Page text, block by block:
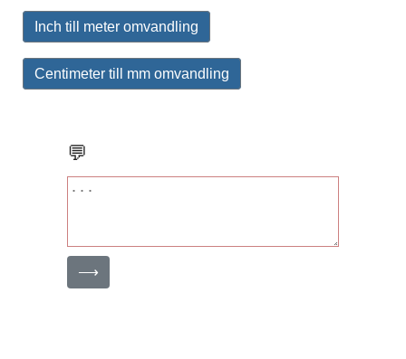
Inch till meter omvandling
Centimeter till mm omvandling
💬
⟶